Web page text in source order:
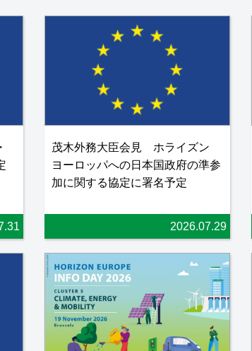
茂木外務大臣会見 ホライズン
ヨーロッパへの日本国政府の準参
加に関する協定に署名予定
2026.07.29